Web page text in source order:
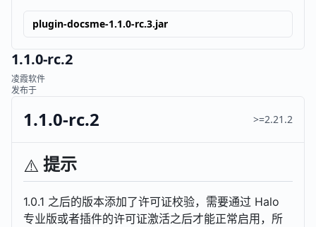
plugin-docsme-1.1.0-rc.3.jar
1.1.0-rc.2
凌霞软件
发布于
1.1.0-rc.2 >=2.21.2
⚠️ 提示
1.0.1 之后的版本添加了许可证校验，需要通过 Halo
专业版或者插件的许可证激活之后才能正常启用，所